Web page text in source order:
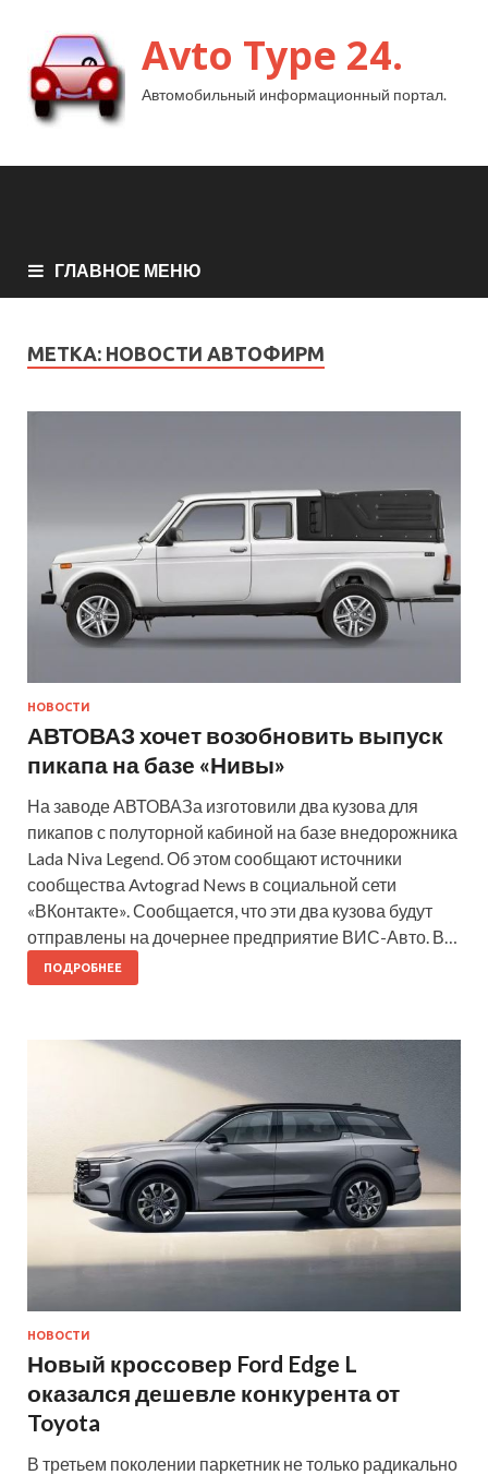
Avto Type 24.
Автомобильный информационный портал.
ГЛАВНОЕ МЕНЮ
МЕТКА: НОВОСТИ АВТОФИРМ
НОВОСТИ
АВТОВАЗ хочет возобновить выпуск
пикапа на базе «Нивы»
На заводе АВТОВАЗа изготовили два кузова для
пикапов с полуторной кабиной на базе внедорожника
Lada Niva Legend. Об этом сообщают источники
сообщества Avtograd News в социальной сети
«ВКонтакте». Сообщается, что эти два кузова будут
отправлены на дочернее предприятие ВИС-Авто. В…
ПОДРОБНЕЕ
НОВОСТИ
Новый кроссовер Ford Edge L
оказался дешевле конкурента от
Toyota
В третьем поколении паркетник не только радикально